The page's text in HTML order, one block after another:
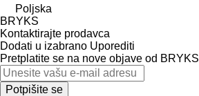
Poljska
BRYKS
Kontaktirajte prodavca
Dodati u izabrano Uporediti
Pretplatite se na nove objave od BRYKS
Potpišite se